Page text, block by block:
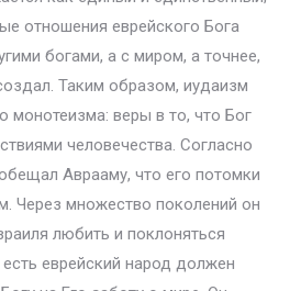
отношения еврейского Бога
богами, а с миром, а точнее,
Таким образом, иудаизм
монотеизма: веры в то, что Бог
человечества. Согласно
Аврааму, что его потомки
Через множество поколений он
любить и поклоняться
еврейский народ должен